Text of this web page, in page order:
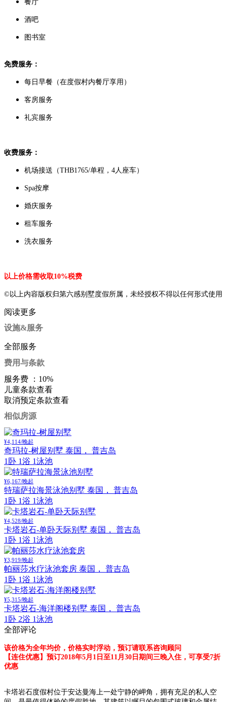
餐厅
酒吧
图书室
免费服务：
每日早餐（在度假村内餐厅享用）
客房服务
礼宾服务
收费服务：
机场接送（THB1765/单程，4人座车）
Spa按摩
婚庆服务
租车服务
洗衣服务
以上价格需收取10%税费
©以上内容版权归第六感别墅度假所属，未经授权不得以任何形式使用
阅读更多
设施&服务
全部服务
费用与条款
服务费 ： 10%
儿童条款查看
取消预定条款查看
相似房源
¥4,114/晚起
奇玛拉-树屋别墅 泰国， 普吉岛
1卧 1浴 1泳池
¥6,167/晚起
特瑞萨拉海景泳池别墅 泰国， 普吉岛
1卧 1浴 1泳池
¥4,528/晚起
卡塔岩石-单卧天际别墅 泰国， 普吉岛
1卧 1浴 1泳池
¥3,919/晚起
帕丽莎水疗泳池套房 泰国， 普吉岛
1卧 1浴 1泳池
¥5,315/晚起
卡塔岩石-海洋阁楼别墅 泰国， 普吉岛
1卧 2浴 1泳池
全部评论
该价格为全年均价，价格实时浮动，预订请联系咨询顾问
【连住优惠】预订2018年5月1日至11月30日期间三晚入住，可享受7折
优惠
卡塔岩石度假村位于安达曼海上一处宁静的岬角，拥有充足的私人空